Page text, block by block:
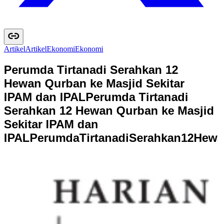
ArtikelArtikelEkonomiEkonomi
Perumda Tirtanadi Serahkan 12
Hewan Qurban ke Masjid Sekitar
IPAM dan IPALPerumda Tirtanadi
Serahkan 12 Hewan Qurban ke Masjid
Sekitar IPAM dan
IPALPerumdaTirtanadiSerahkan12Hew